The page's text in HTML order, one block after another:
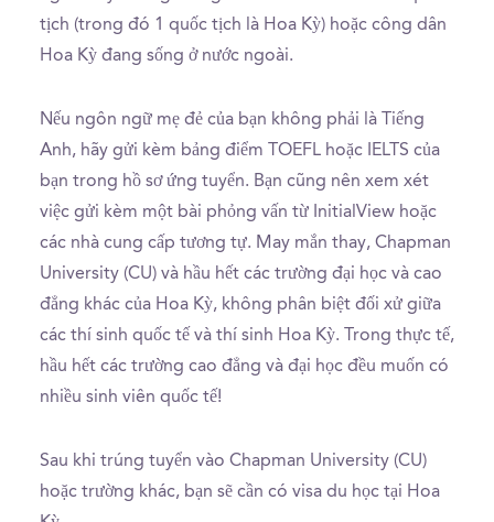
tịch (trong đó 1 quốc tịch là Hoa Kỳ) hoặc công dân
Hoa Kỳ đang sống ở nước ngoài.
Nếu ngôn ngữ mẹ đẻ của bạn không phải là Tiếng
Anh, hãy gửi kèm bảng điểm TOEFL hoặc IELTS của
bạn trong hồ sơ ứng tuyển. Bạn cũng nên xem xét
việc gửi kèm một bài phỏng vấn từ InitialView hoặc
các nhà cung cấp tương tự. May mắn thay, Chapman
University (CU) và hầu hết các trường đại học và cao
đẳng khác của Hoa Kỳ, không phân biệt đối xử giữa
các thí sinh quốc tế và thí sinh Hoa Kỳ. Trong thực tế,
hầu hết các trường cao đẳng và đại học đều muốn có
nhiều sinh viên quốc tế!
Sau khi trúng tuyển vào Chapman University (CU)
hoặc trường khác, bạn sẽ cần có visa du học tại Hoa